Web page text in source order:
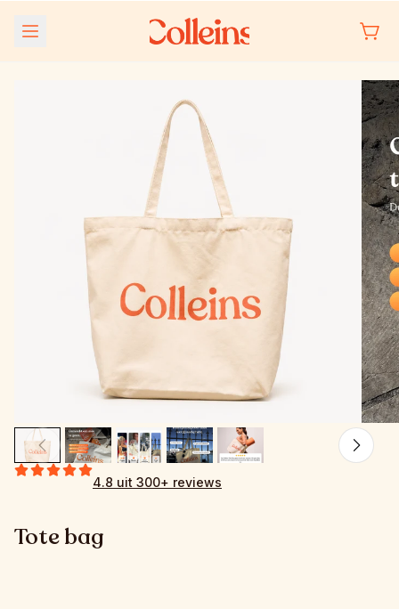
Meteen
content
4.8 uit 300+ reviews
Tote bag